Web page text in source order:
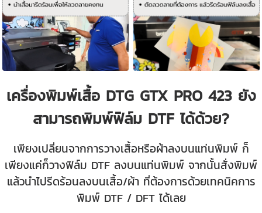
เครื่องพิมพ์เสื้อ DTG GTX PRO 423 ยัง
สามารถพิมพ์ฟิล์ม DTF ได้ด้วย?
เพียงเปลี่ยนจากการวางเสื้อหรือผ้าลงบนแท่นพิมพ์ ก็
เพียงแค่ก็วางฟิล์ม DTF ลงบนแท่นพิมพ์ จากนั้นสั่งพิมพ์
แล้วนำไปรีดร้อนลงบนเสื้อ/ผ้า ที่ต้องการด้วยเทคนิคการ
พิมพ์ DTF / DFT ได้เลย